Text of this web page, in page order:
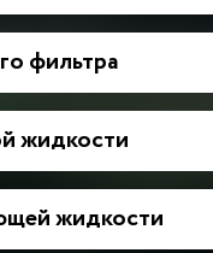
фильтра
жидкости
жидкости